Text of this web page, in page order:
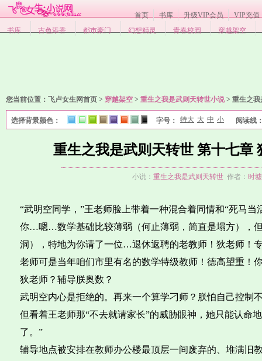
首页 书库 升级VIP会员
VIP充值
书库
古色添香 都市豪门 幻想精灵 青春校园 穿越架空
您当前位置： 飞卢女生网首页 > 穿越架空 > 重生之我是武则天转世小说> 重生之我
选择背景颜色：
1
2 3 4 5 6 7 8
字号： 特大 大 中 小 阅读线
重生之我是武则天转世 第十七章
小说： 重生之我是武则天转世 作者： 时
“武明空同学，”王老师脸上带着一种混合着同情和“死马当
你…嗯…数学基础比较薄弱（何止薄弱，简直是塌方），
洞），特地为你请了一位…退休返聘的老教师！狄老师！
老师可是当年咱们市里有名的数学特级教师！德高望重！
狄老师？辅导朕奥数？
武明空内心是拒绝的。再来一个算学刁师？朕怕自己控制
但看着王老师那“不去就请家长”的威胁眼神，她只能认命
了。”
辅导地点被安排在教师办公楼最顶层一间废弃的、堆满旧